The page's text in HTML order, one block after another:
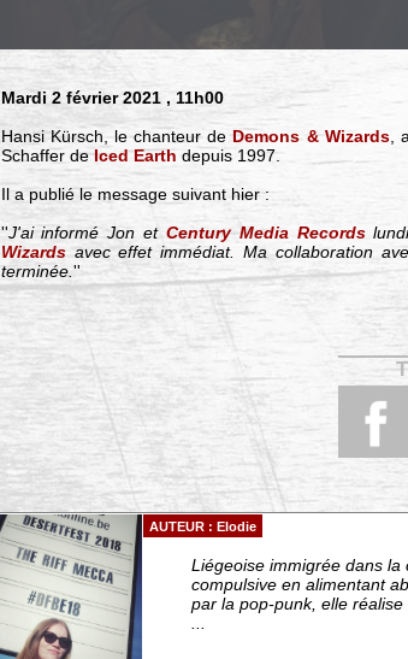
Mardi 2 février 2021 , 11h00
Hansi Kürsch, le chanteur deDemons & Wizards,
Schaffer deIced Earth depuis 1997.
Il a publié le message suivant hier :
''J'ai informé Jon et Century Media Records
Wizardsavec effet immédiat. Ma collaboration
terminée.''
AUTEUR : Elodie
Liégeoise immigrée dans
compulsive en alimentant
par la pop-punk, elle
...